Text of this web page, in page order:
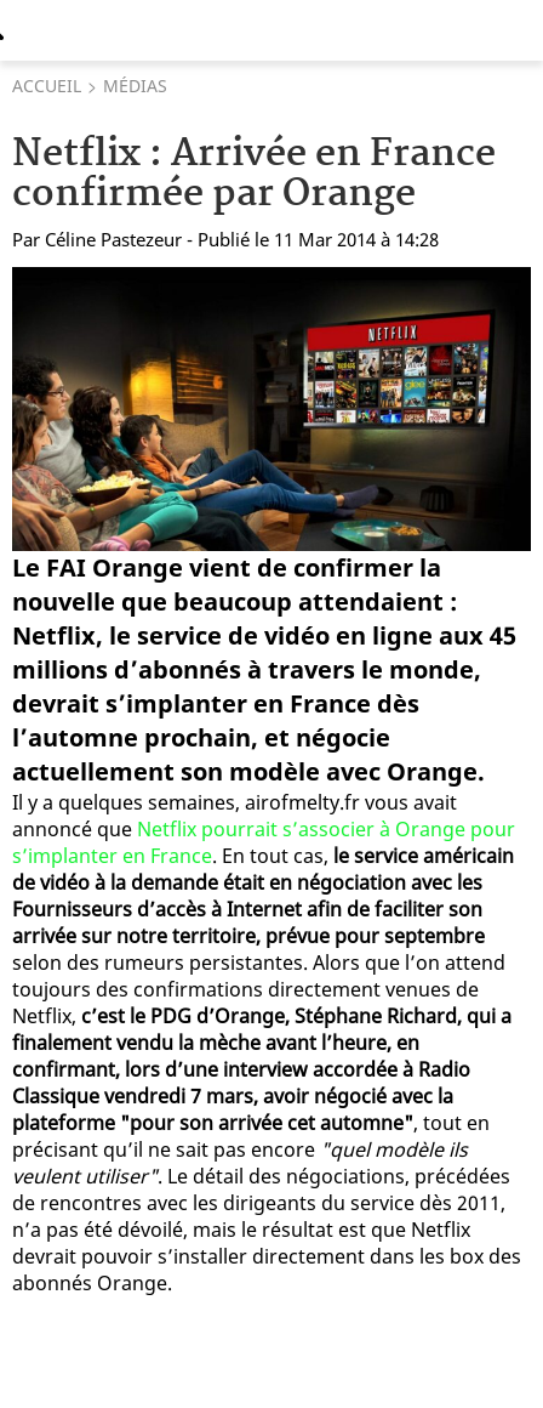
ACCUEIL MÉDIAS
Netflix : Arrivée en France
confirmée par Orange
Par Céline Pastezeur - Publié le 11 Mar 2014 à 14:28
Le FAI Orange vient de confirmer la
nouvelle que beaucoup attendaient :
Netflix, le service de vidéo en ligne aux 45
millions d’abonnés à travers le monde,
devrait s’implanter en France dès
l’automne prochain, et négocie
actuellement son modèle avec Orange.
Il y a quelques semaines, airofmelty.fr vous avait
annoncé que Netflix pourrait s’associer à Orange pour
s’implanter en France. En tout cas, le service américain
de vidéo à la demande était en négociation avec les
Fournisseurs d’accès à Internet afin de faciliter son
arrivée sur notre territoire, prévue pour septembre
selon des rumeurs persistantes. Alors que l’on attend
toujours des confirmations directement venues de
Netflix, c’est le PDG d’Orange, Stéphane Richard, qui a
finalement vendu la mèche avant l’heure, en
confirmant, lors d’une interview accordée à Radio
Classique vendredi 7 mars, avoir négocié avec la
plateforme "pour son arrivée cet automne", tout en
précisant qu’il ne sait pas encore "quel modèle ils
veulent utiliser". Le détail des négociations, précédées
de rencontres avec les dirigeants du service dès 2011,
n’a pas été dévoilé, mais le résultat est que Netflix
devrait pouvoir s’installer directement dans les box des
abonnés Orange.